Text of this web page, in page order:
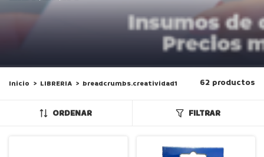
Inicio > LIBRERIA > breadcrumbs.creatividad1 62 productos
ORDENAR FILTRAR